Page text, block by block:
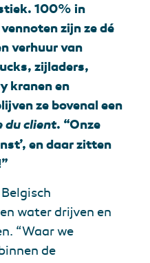
100% in
zijn ze dé
verhuur van
zijladers,
kranen en
ze bovenal een
du client. “Onze
en daar zitten
water drijven en
“Waar we
de